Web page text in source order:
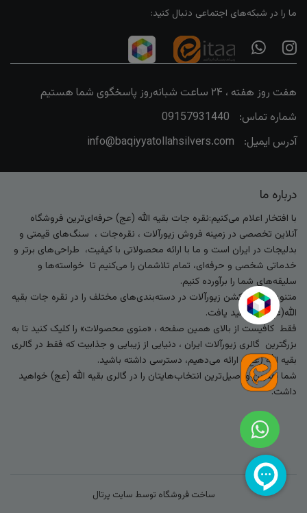
ما را در شبکه‌های اجتماعی دنبال کنید:
هفت روز هفته ، ۲۴ ساعت شبانه‌روز پاسخگوی شما هستیم
شماره تماس:
09157931440
آدرس ایمیل:
info@baqiyyatollahsilvers.com
درباره ما
با افتخار اعلام می‌کنیم:نقره جات بقیه الله (عج) حرفه‌ای‌ترین فروشگاه
آنلاین تخصصی در زمینه فروش زیورآلات ، نقره‌جات ، سنگ‌های قیمتی و
بدلیجات در ایران است و ما با ارائه محصولاتی با کیفیت، طراحی‌های برتر و
خدماتی شخصی و حرفه‌ای، تمام تلاشمان را می‌کنیم تا خواسته‌ها و
سلیقه‌های شما را برآورده کنیم.
متنوع‌ترین کالکشن زیورآلات در دسته‌بندی‌های مختلف را در نقره جات بقیه
الله(عج) خواهید یافت.
فقط کافیست از بالای همین صفحه ، «منوی محصولات» را کلیک کنید تا به
بزرگترین گالری زیورآلات ایران ، دنیایی از زیبایی و جذابیت که فقط در گالری
بقیه الله (عج) ارائه می‌دهیم، دسترسی داشته باشید.
شما بهترین و اصیل‌ترین انتخاب‌هایتان را در گالری بقیه الله (عج) خواهید
داشت.
ساخت فروشگاه توسط سایت پرتال